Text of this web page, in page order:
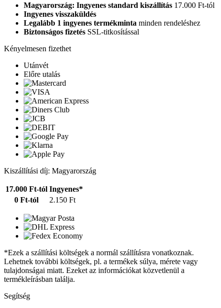
Magyarország: Ingyenes standard kiszállítás 17.000 Ft-tól
Ingyenes visszaküldés
Legalább 1 ingyenes termékminta minden rendeléshez
Biztonságos fizetés SSL-titkosítással
Kényelmesen fizethet
Utánvét
Előre utalás
Kiszállítási díj: Magyarország
17.000 Ft-tól Ingyenes*
0 Ft-tól
2.150 Ft
*Ezek a szállítási költségek a normál szállításra vonatkoznak.
Lehetnek további költségek, pl. a termékek súlya, mérete vagy
tulajdonságai miatt. Ezeket az információkat közvetlenül a
termékleírásban találja.
Segítség